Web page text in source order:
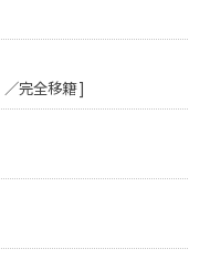
完全移籍 ]